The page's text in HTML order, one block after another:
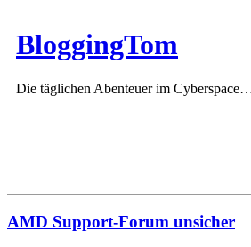
BloggingTom
Die täglichen Abenteuer im
AMD Support-Forum unsicher